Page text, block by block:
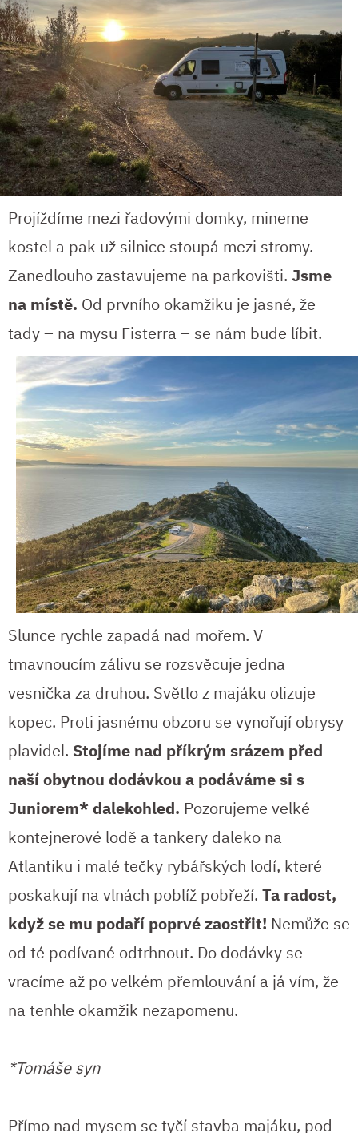
Projíždíme mezi řadovými domky, mineme
kostel a pak už silnice stoupá mezi stromy.
Zanedlouho zastavujeme na parkovišti. Jsme
na místě. Od prvního okamžiku je jasné, že
tady – na mysu Fisterra – se nám bude líbit.
Slunce rychle zapadá nad mořem. V
tmavnoucím zálivu se rozsvěcuje jedna
vesnička za druhou. Světlo z majáku olizuje
kopec. Proti jasnému obzoru se vynořují obrysy
plavidel. Stojíme nad příkrým srázem před
naší obytnou dodávkou a podáváme si s
Juniorem* dalekohled. Pozorujeme velké
kontejnerové lodě a tankery daleko na
Atlantiku i malé tečky rybářských lodí, které
poskakují na vlnách poblíž pobřeží. Ta radost,
když se mu podaří poprvé zaostřit! Nemůže se
od té podívané odtrhnout. Do dodávky se
vracíme až po velkém přemlouvání a já vím, že
na tenhle okamžik nezapomenu.
*Tomáše syn
Přímo nad mysem se tyčí stavba majáku, pod